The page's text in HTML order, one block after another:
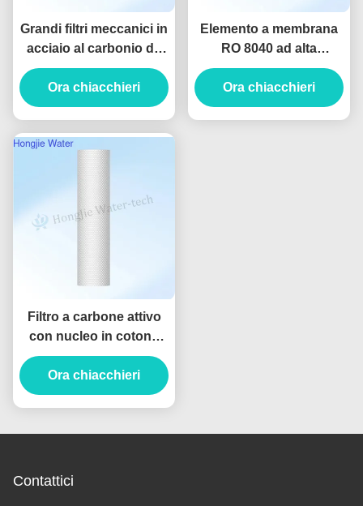
Grandi filtri meccanici in
acciaio al carbonio da
50 T/h per rimuovere
ioni di ferro e
manganese
Ora chiacchieri
Elemento a membrana
RO 8040 ad alta
desalinizzazione con
reiezione del sale del
99%
Ora chiacchieri
Filtro a carbone attivo
con nucleo in cotone
PP da 10 pollici e 20
pollici per sistema di
filtraggio dell'acqua
Ora chiacchieri
Contattici